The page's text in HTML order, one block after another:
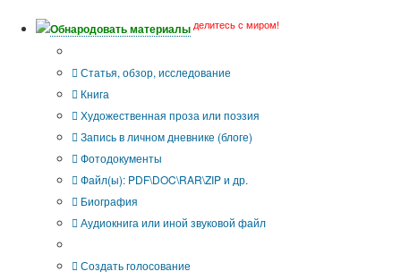
Обнародовать материалы делитесь с миром!
Статья, обзор, исследование
Книга
Художественная проза или поэзия
Запись в личном дневнике (блоге)
Фотодокументы
Файл(ы): PDF\DOC\RAR\ZIP и др.
Биография
Аудиокнига или иной звуковой файл
Создать голосование